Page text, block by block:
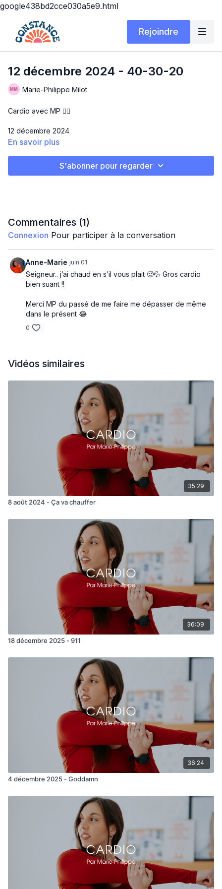
google438bd2cce030a5e9.html
Rejoindre
12 décembre 2024 - 40-30-20
Marie-Philippe Milot
Cardio avec MP ❤️‍🔥
12 décembre 2024
Donnez tout ce que vous avez, LET’S GO!!!
CIRCUIT 1:
- Switch feet knee to elbow - mains sur step mountain
- Close squat to squat - Groupé extend
- Step jump over 180 - plank up down sur step
- Burpees sur step - Russian twists
- Curtsy to lunge sur step - Single leg V up
- Jumping jack sur step - Russian twist
- Back lunge front kick - Side plank côté D
- Pas chassé squat toe touch jump - Side plank côté G
En savoir plus
S'abonner pour regarder
Commentaires (1)
Connexion Pour participer à la conversation
Anne-Marie juin 01
Seigneur.. j’ai chaud en s’il vous plait 🥵💦 Gros cardio
bien suant !!
Merci MP du passé de me faire me dépasser de même
dans le présent 😂
0
Vidéos similaires
35:29
8 août 2024 - Ça va chauffer
36:09
18 décembre 2025 - 911
36:24
4 décembre 2025 - Goddamn